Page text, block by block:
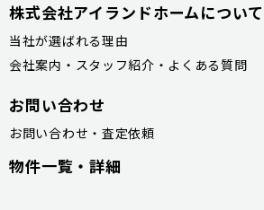
株式会社アイランドホームについて
当社が選ばれる理由
会社案内・スタッフ紹介・よくある質問
お問い合わせ
お問い合わせ・査定依頼
物件一覧・詳細